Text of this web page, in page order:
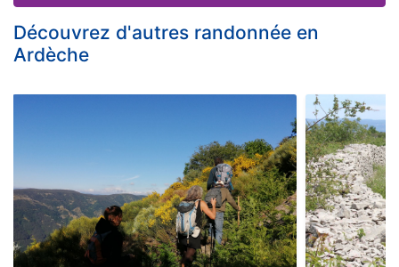
Découvrez d'autres randonnée en
Ardèche